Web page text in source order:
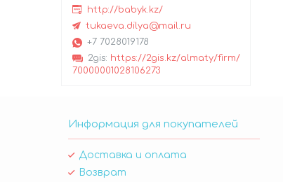
http://babyk.kz/
tukaeva.dilya@mail.ru
+7 7028019178
2gis https://2gis.kz/almaty/firm/
70000001028106273
Информация для покупателей
Доставка и оплата
Возврат